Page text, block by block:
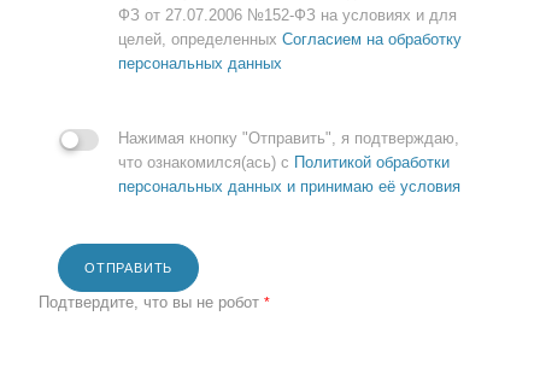
ФЗ от 27.07.2006 №152-ФЗ на условиях и для
целей, определенных Согласием на обработку
персональных данных
Нажимая кнопку "Отправить", я подтверждаю,
что ознакомился(ась) с Политикой обработки
персональных данных и принимаю её условия
ОТПРАВИТЬ
Подтвердите, что вы не робот *